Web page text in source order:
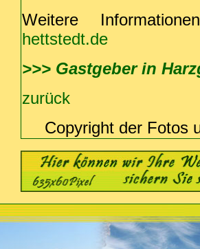
Weitere
hettstedt.de
>>> Gastgeber in
zurück
Copyright der Fotos